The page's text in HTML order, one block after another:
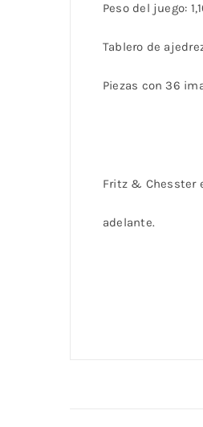
Peso del juego:
Tablero de
Piezas con 36
Fritz & Chesster
adelante.